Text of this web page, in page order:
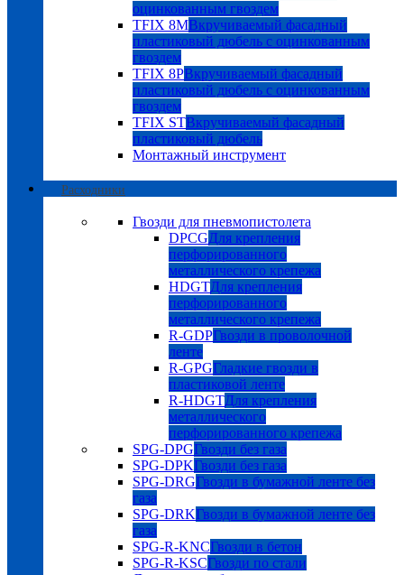
оцинкованным гвоздем
TFIX 8MВкручиваемый фасадный
пластиковый дюбель с оцинкованным
гвоздем
TFIX 8PВкручиваемый фасадный
пластиковый дюбель с оцинкованным
гвоздем
TFIX STВкручиваемый фасадный
пластиковый дюбель
Монтажный инструмент
Расходники
Гвозди для пневмопистолета
DPCGДля крепления
перфорированного
металлического крепежа
HDGTДля крепления
перфорированного
металлического крепежа
R-GDPГвозди в проволочной
ленте
R-GPGГладкие гвозди в
пластиковой ленте
R-HDGTДля крепления
металлического
перфорированного крепежа
SPG-DPGГвозди без газа
SPG-DPKГвозди без газа
SPG-DRGГвозди в бумажной ленте без
газа
SPG-DRKГвозди в бумажной ленте без
газа
SPG-R-KNCГвозди в бетон
SPG-R-KSCГвозди по стали